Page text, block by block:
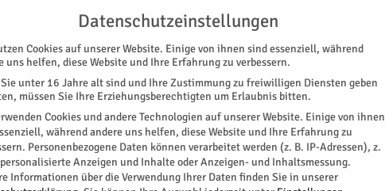
KONTAKT IMPRESSUM
SPEZIAL E-PAPER KINO GALERIE TERMINE
Datenschutzeinstellungen
Cookies auf unserer Website. Einige von ihnen sind essenziell, während
uns helfen, diese Website und Ihre Erfahrung zu verbessern.
unter 16 Jahre alt sind und Ihre Zustimmung zu freiwilligen Diensten geben
müssen Sie Ihre Erziehungsberechtigten um Erlaubnis bitten.
Cookies und andere Technologien auf unserer Website. Einige von ihnen
während andere uns helfen, diese Website und Ihre Erfahrung zu
Personenbezogene Daten können verarbeitet werden (z. B. IP-Adressen), z.
Anzeigen und Inhalte oder Anzeigen- und Inhaltsmessung.
Informationen über die Verwendung Ihrer Daten finden Sie in unserer